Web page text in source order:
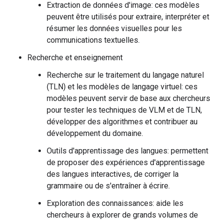
Extraction de données d'image: ces modèles
peuvent être utilisés pour extraire, interpréter et
résumer les données visuelles pour les
communications textuelles.
Recherche et enseignement
Recherche sur le traitement du langage naturel
(TLN) et les modèles de langage virtuel: ces
modèles peuvent servir de base aux chercheurs
pour tester les techniques de VLM et de TLN,
développer des algorithmes et contribuer au
développement du domaine.
Outils d'apprentissage des langues: permettent
de proposer des expériences d'apprentissage
des langues interactives, de corriger la
grammaire ou de s'entraîner à écrire.
Exploration des connaissances: aide les
chercheurs à explorer de grands volumes de